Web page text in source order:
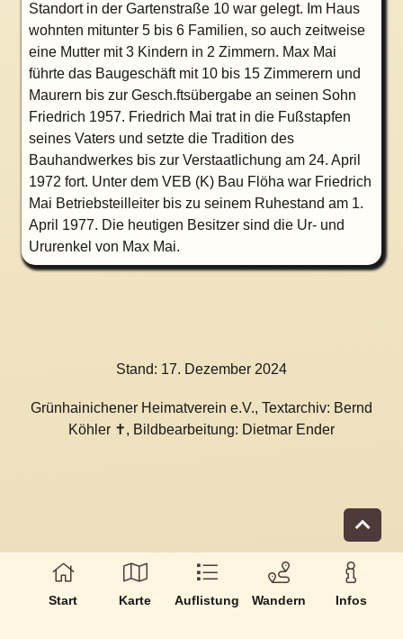
Standort in der Gartenstraße 10 war gelegt. Im Haus
wohnten mitunter 5 bis 6 Familien, so auch zeitweise
eine Mutter mit 3 Kindern in 2 Zimmern. Max Mai
führte das Baugeschäft mit 10 bis 15 Zimmerern und
Maurern bis zur Gesch.ftsübergabe an seinen Sohn
Friedrich 1957. Friedrich Mai trat in die Fußstapfen
seines Vaters und setzte die Tradition des
Bauhandwerkes bis zur Verstaatlichung am 24. April
1972 fort. Unter dem VEB (K) Bau Flöha war Friedrich
Mai Betriebsteilleiter bis zu seinem Ruhestand am 1.
April 1977. Die heutigen Besitzer sind die Ur- und
Ururenkel von Max Mai.
Stand: 17. Dezember 2024
Grünhainichener Heimatverein e.V., Textarchiv: Bernd
Köhler ✝, Bildbearbeitung: Dietmar Ender
Start Karte Auflistung Wandern Infos